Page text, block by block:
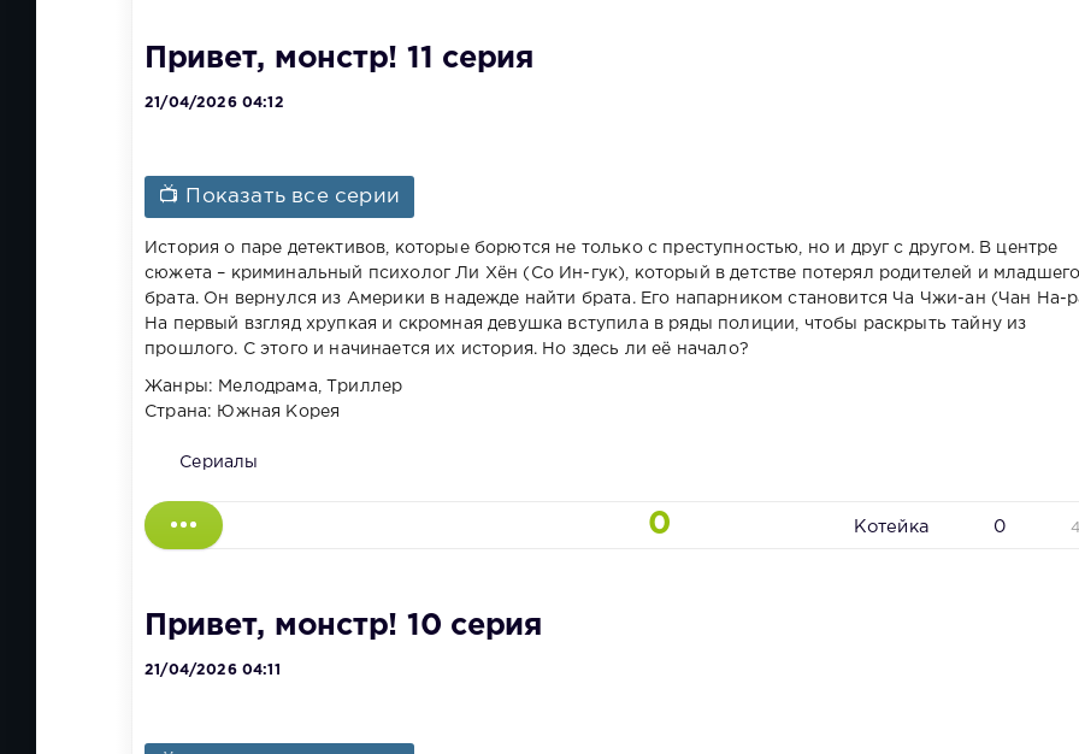
Привет, монстр! 11 серия
21/04/2026 04:12
📺 Показать все серии
История о паре детективов, которые борются не только с преступностью, но и друг с другом. В центре
сюжета – криминальный психолог Ли Хён (Со Ин-гук), который в детстве потерял родителей и
брата. Он вернулся из Америки в надежде найти брата. Его напарником становится Ча Чжи-ан (Чан На-
На первый взгляд хрупкая и скромная девушка вступила в ряды полиции, чтобы раскрыть тайну из
прошлого. С этого и начинается их история. Но здесь ли её начало?
Жанры: Мелодрама, Триллер
Страна: Южная Корея
Сериалы
0 Котейка 0
Привет, монстр! 10 серия
21/04/2026 04:11